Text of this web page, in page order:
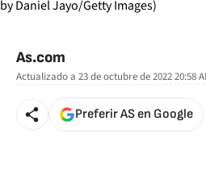
As.com
Actualizado a 23 de octubre de 2022 20:58
Preferir AS en Google